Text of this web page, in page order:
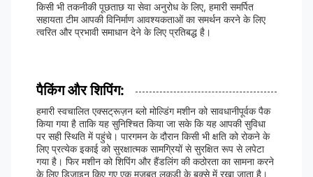
किसी भी तकनीकी पूछताछ या सेवा अनुरोध के लिए, हमारी समर्पित
सहायता टीम आपकी विनिर्माण आवश्यकताओं का समर्थन करने के लिए
त्वरित और प्रभावी समाधान देने के लिए प्रतिबद्ध है।
पैकिंग और शिपिंग:
हमारी स्वचालित एक्सट्रूज़न ब्लो मोल्डिंग मशीन को सावधानीपूर्वक पैक
किया गया है ताकि यह सुनिश्चित किया जा सके कि यह आपकी सुविधा
पर सही स्थिति में पहुंचे। पारगमन के दौरान किसी भी क्षति को रोकने के
लिए प्रत्येक इकाई को सुरक्षात्मक सामग्रियों से सुरक्षित रूप से लपेटा
गया है। फिर मशीन को शिपिंग और हैंडलिंग की कठोरता का सामना करने
के लिए डिज़ाइन किए गए एक मजबूत लकड़ी के बक्से में रखा जाता है।